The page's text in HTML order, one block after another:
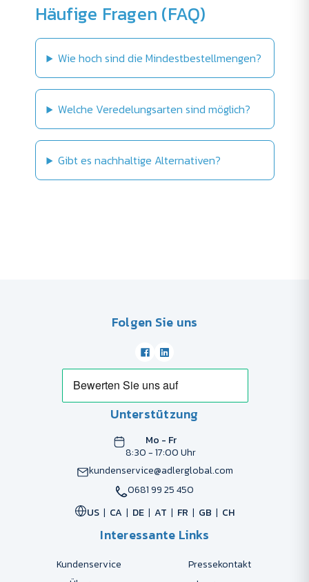
Häufige Fragen (FAQ)
Wie hoch sind die Mindestbestellmengen?
Welche Veredelungsarten sind möglich?
Gibt es nachhaltige Alternativen?
Folgen Sie uns
Unterstützung
Mo - Fr
8:30 - 17:00 Uhr
kundenservice@adlerglobal.com
0681 99 25 450
US
CA DE AT FR GB CH
Interessante Links
Kundenservice
Pressekontakt